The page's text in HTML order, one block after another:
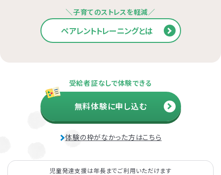
＼子育てのストレスを軽減／
ペアレントトレーニングとは
受給者証なしで体験できる
無料体験に申し込む
体験の枠がなかった方はこちら
児童発達支援は年長までご利用いただけます